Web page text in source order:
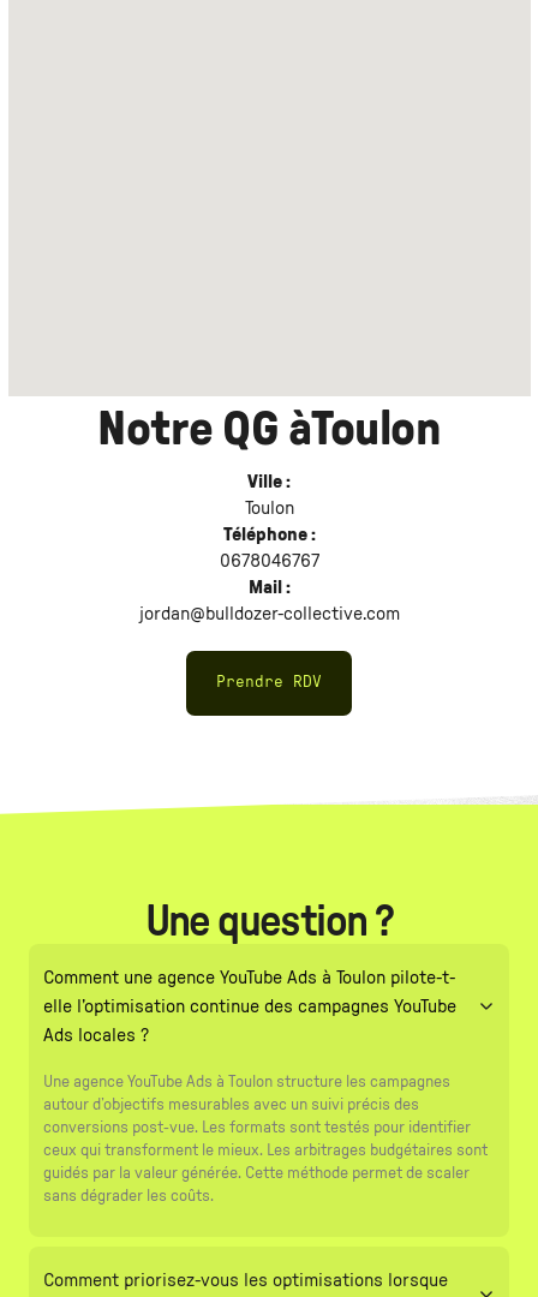
Notre QG àToulon
Ville :
Toulon
Téléphone :
0678046767
Mail :
jordan@bulldozer-collective.com
Prendre RDV
Une question ?
Comment une agence YouTube Ads à Toulon pilote-t-
elle l’optimisation continue des campagnes YouTube
Ads locales ?
Une agence YouTube Ads à Toulon structure les campagnes
autour d’objectifs mesurables avec un suivi précis des
conversions post-vue. Les formats sont testés pour identifier
ceux qui transforment le mieux. Les arbitrages budgétaires sont
guidés par la valeur générée. Cette méthode permet de scaler
sans dégrader les coûts.
Comment priorisez-vous les optimisations lorsque